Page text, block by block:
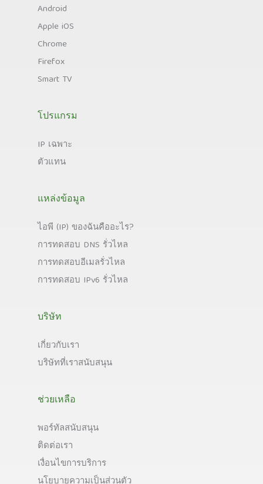
Android
Apple iOS
Chrome
Firefox
Smart TV
โปรแกรม
IP เฉพาะ
ตัวแทน
แหล่งข้อมูล
ไอพี (IP) ของฉันคืออะไร?
การทดสอบ DNS รั่วไหล
การทดสอบอีเมลรั่วไหล
การทดสอบ IPv6 รั่วไหล
บริษัท
เกี่ยวกับเรา
บริษัทที่เราสนับสนุน
ช่วยเหลือ
พอร์ทัลสนับสนุน
ติดต่อเรา
เงื่อนไขการบริการ